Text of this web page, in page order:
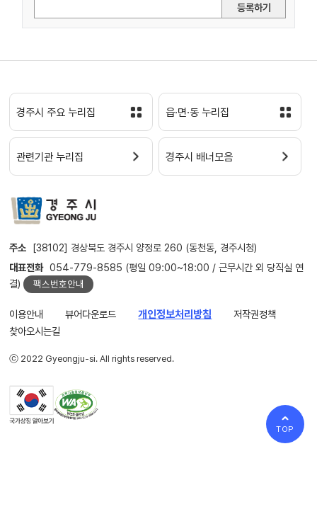
등록하기
경주시 주요 누리집 읍·면·동 누리집
관련기관 누리집 경주시 배너모음
주소 [38102] 경상북도 경주시 양정로 260 (동천동, 경주시청)
대표전화 054-779-8585 (평일 09:00~18:00 / 근무시간 외 당직실 연
결)
팩스번호안내
이용안내 뷰어다운로드 개인정보처리방침
저작권정책
찾아오시는길
ⓒ 2022 Gyeongju-si. All rights reserved.
TOP